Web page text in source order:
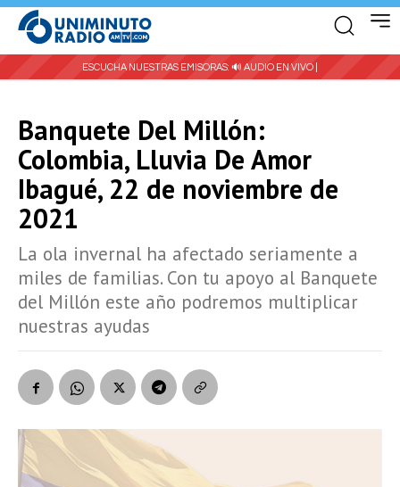
ESCUCHA NUESTRAS EMISORAS: 🔊 AUDIO EN VIVO |
Banquete Del Millón:
Colombia, Lluvia De Amor
Ibagué, 22 de noviembre de
2021
La ola invernal ha afectado seriamente a
miles de familias. Con tu apoyo al Banquete
del Millón este año podremos multiplicar
nuestras ayudas